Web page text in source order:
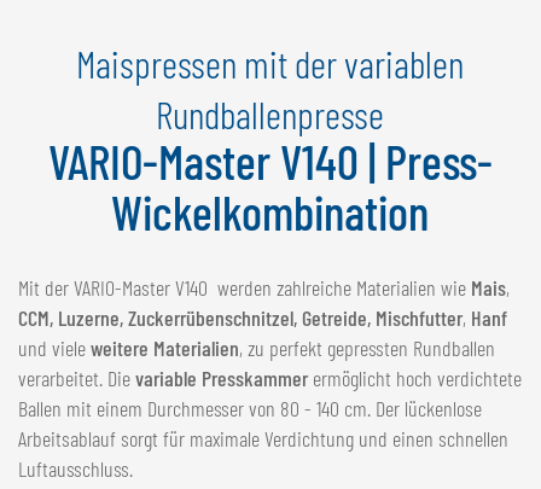
FRANÇAIS
SCHWEIZ
GÖWEIL Schweiz
FRANÇAIS
Maispressen mit der variablen
Rundballenpresse
VARIO-Master V140 | Press-
Wickelkombination
Mit der VARIO-Master V140 werden zahlreiche Materialien wie Mais,
CCM, Luzerne, Zuckerrübenschnitzel, Getreide, Mischfutter, Hanf
und vieleweitere Materialien, zu perfekt gepressten Rundballen
verarbeitet. Dievariable Presskammerermöglicht hoch verdichtete
Ballen mit einem Durchmesser von 80 - 140 cm. Der lückenlose
Arbeitsablauf sorgt für maximale Verdichtung und einen schnellen
Luftausschluss.